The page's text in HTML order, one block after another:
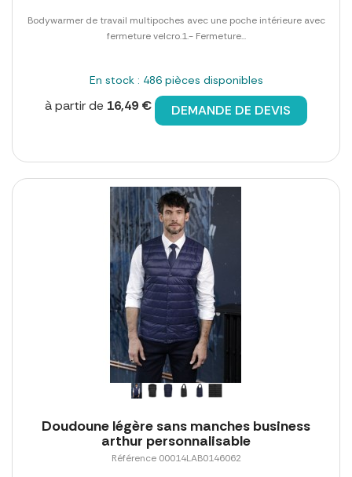
Bodywarmer de travail multipoches avec une poche intérieure avec
fermeture velcro.1.- Fermeture...
En stock : 486 pièces disponibles
à partir de 16,49 € DEMANDE DE DEVIS
Doudoune légère sans manches business
arthur personnalisable
Référence 00014LAB0146062